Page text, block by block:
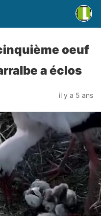
oeuf
a éclos
il y a 5 ans